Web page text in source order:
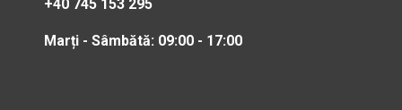
+40 745 153 295
Marți - Sâmbătă: 09:00 - 17:00